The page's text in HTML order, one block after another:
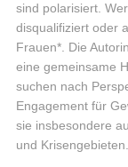
sind polarisiert.
disqualifiziert oder
Frauen*. Die
eine gemeinsame
suchen nach
Engagement für
sie insbesondere
und Krisengebieten.